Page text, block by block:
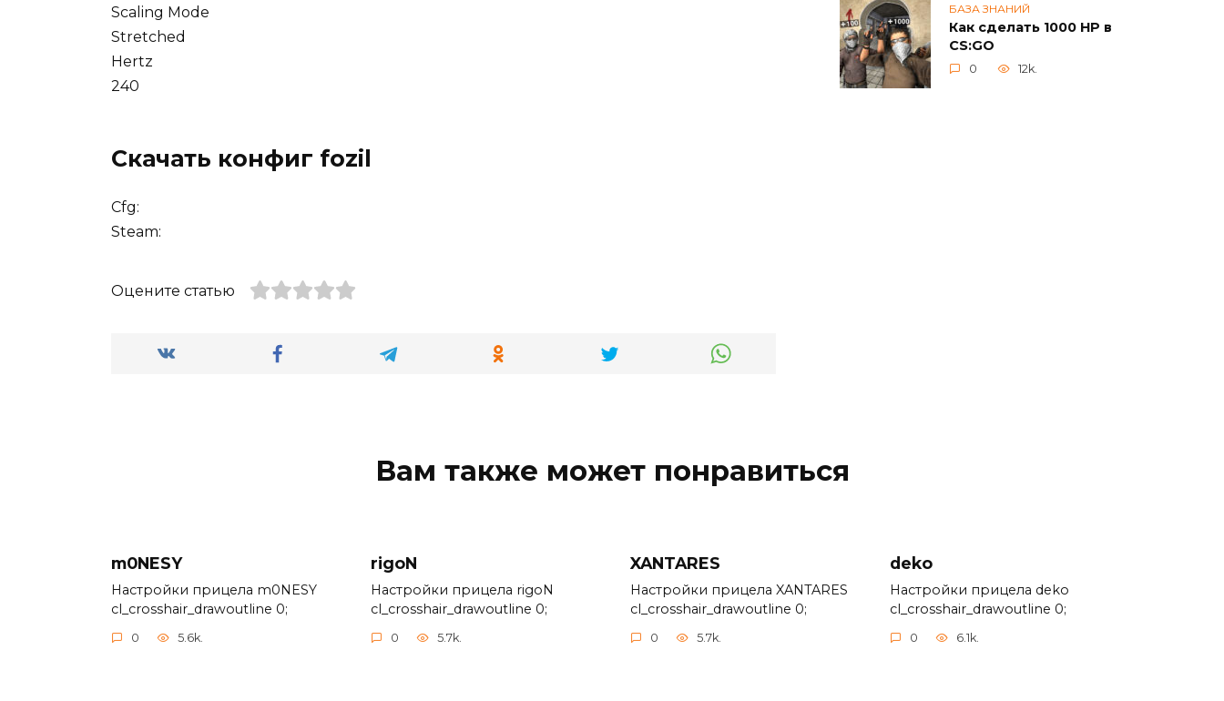
Scaling Mode
Stretched
Hertz
240
Скачать конфиг fozil
Cfg:
Steam:
Оцените статью
БАЗА ЗНАНИЙ
Как сделать 1000 HP в
CS:GO
0 12k.
Вам также может понравиться
m0NESY
Настройки прицела m0NESY
cl_crosshair_drawoutline 0;
0 5.6k.
rigoN
Настройки прицела rigoN
cl_crosshair_drawoutline 0;
0 5.7k.
XANTARES
Настройки прицела XANTARES
cl_crosshair_drawoutline 0;
0 5.7k.
deko
Настройки прицела deko
cl_crosshair_drawoutline 0;
0 6.1k.